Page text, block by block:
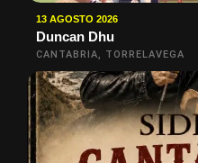
13 AGOSTO 2026
Duncan Dhu
CANTABRIA, TORRELAVEGA